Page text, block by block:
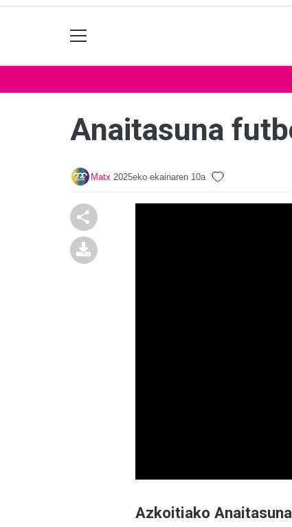
Anaitasuna
Matx 2025eko ekainaren 10a
Azkoitiako